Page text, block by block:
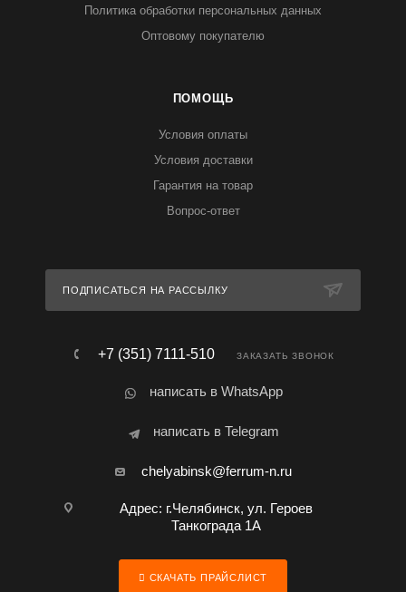
Политика обработки персональных данных
Оптовому покупателю
ПОМОЩЬ
Условия оплаты
Условия доставки
Гарантия на товар
Вопрос-ответ
ПОДПИСАТЬСЯ НА РАССЫЛКУ
+7 (351) 7111-510 ЗАКАЗАТЬ ЗВОНОК
написать в WhatsApp
написать в Telegram
chelyabinsk@ferrum-n.ru
Адрес: г.Челябинск, ул. Героев
Танкограда 1А
СКАЧАТЬ ПРАЙСЛИСТ